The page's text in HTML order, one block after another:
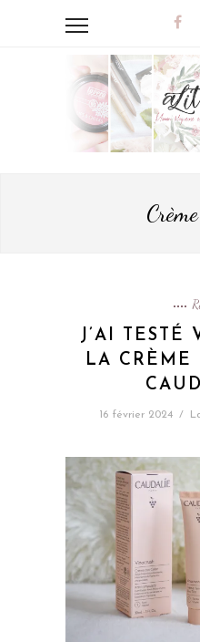
J’AI TESTÉ
LA CRÈME
16 février 2024 /